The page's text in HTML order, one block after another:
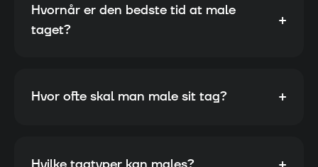
Hvornår er den bedste tid at male
taget?
+
Hvor ofte skal man male sit tag? +